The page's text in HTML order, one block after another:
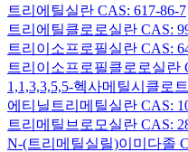
트리에틸실란 CAS: 617-86-7
트리에틸클로로실란 CAS:
트리이소프로필실란 CAS:
트리이소프로필클로로실란
1,1,3,3,5,5-헥사메틸시클로
에티닐트리메틸실란 CAS:
트리메틸브로모실란 CAS:
N-(트리메틸실릴)이미다졸